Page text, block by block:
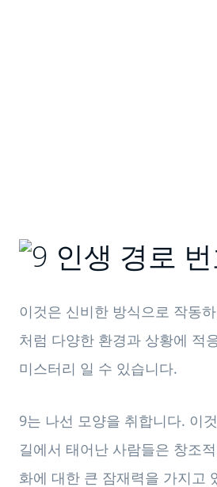
이것은 신비한 방식으로 작동
처럼 다양한 환경과 상황에 적
미스터리 일 수 있습니다.
9는 나선 모양을 취합니다. 이
길에서 태어난 사람들은 창조
화에 대한 큰 잠재력을 가지고